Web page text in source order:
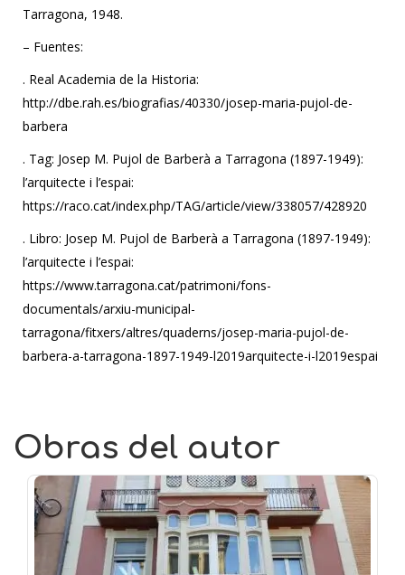
Tarragona, 1948.
– Fuentes:
. Real Academia de la Historia:
http://dbe.rah.es/biografias/40330/josep-maria-pujol-de-
barbera
. Tag: Josep M. Pujol de Barberà a Tarragona (1897-1949):
l’arquitecte i l’espai:
https://raco.cat/index.php/TAG/article/view/338057/428920
. Libro: Josep M. Pujol de Barberà a Tarragona (1897-1949):
l’arquitecte i l’espai:
https://www.tarragona.cat/patrimoni/fons-
documentals/arxiu-municipal-
tarragona/fitxers/altres/quaderns/josep-maria-pujol-de-
barbera-a-tarragona-1897-1949-l2019arquitecte-i-l2019espai
Obras del autor